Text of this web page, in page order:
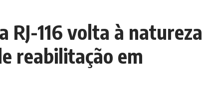
RJ-116 volta à natureza
reabilitação em